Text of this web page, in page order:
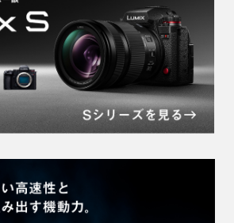
ラインアップ
色表現を実現する
のミラーレス一眼
の思想は、機種やセンサーサイズの
のミラーレス一眼で同じ色表現を可
能にします。